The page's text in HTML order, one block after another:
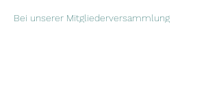
Bei unserer Mitgliederversammlung